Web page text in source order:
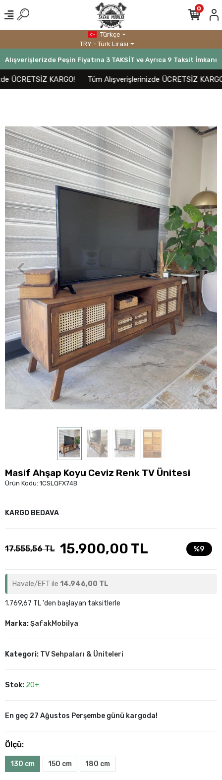
Alışverişlerizde Peşin Fiyatına 3 TAKSİT ve Ayrıca 9 Taksit İmkanı
ÜCRETSİZ KARGO! Tüm Alışverişlerinizde ÜCRETSİZ KARGO!
0
Türkçe
TRY - Türk Lirası
Masif Ahşap Koyu Ceviz Renk TV Ünitesi
Ürün Kodu: 1CSLQFX74B
KARGO BEDAVA
17.555,56 TL 15.900,00 TL %9
Havale/EFT ile 14.946,00 TL
1.769,67 TL 'den başlayan taksitlerle
Marka:ŞafakMobilya
Kategori: TV Sehpaları & Üniteleri
Stok: 20+
En geç 27 Ağustos Perşembe günü kargoda!
Ölçü:
130 cm 150 cm 180 cm